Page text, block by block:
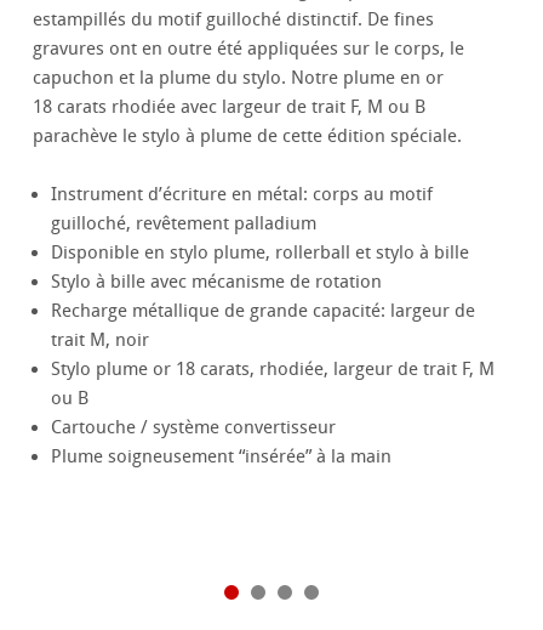
estampillés du motif guilloché distinctif. De fines
gravures ont en outre été appliquées sur le corps, le
capuchon et la plume du stylo. Notre plume en or
18 carats rhodiée avec largeur de trait F, M ou B
parachève le stylo à plume de cette édition spéciale.
Instrument d’écriture en métal: corps au motif
guilloché, revêtement palladium
Disponible en stylo plume, rollerball et stylo à bille
Stylo à bille avec mécanisme de rotation
Recharge métallique de grande capacité: largeur de
trait M, noir
Stylo plume or 18 carats, rhodiée, largeur de trait F, M
ou B
Cartouche / système convertisseur
Plume soigneusement “insérée” à la main